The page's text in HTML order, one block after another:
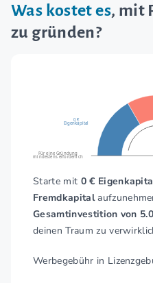
Was kostet es, mit
zu gründen?
0 €
Eigenkapital
Für eine Gründung
mindestens erforderlich
Starte mit 0 €
Fremdkapital
Gesamtinvestition von
deinen Traum zu
Werbegebühr in